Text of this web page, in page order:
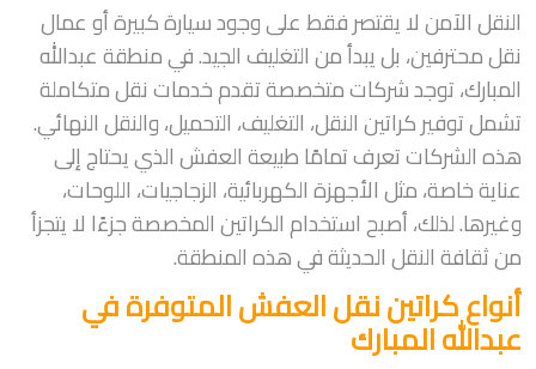
النقل الآمن لا يقتصر فقط على وجود سيارة كبيرة أو عمال
نقل محترفين، بل يبدأ من التغليف الجيد. في منطقة عبدالله
المبارك، توجد شركات متخصصة تقدم خدمات نقل متكاملة
تشمل توفير كراتين النقل، التغليف، التحميل، والنقل النهائي.
هذه الشركات تعرف تمامًا طبيعة العفش الذي يحتاج إلى
عناية خاصة، مثل الأجهزة الكهربائية، الزجاجيات، اللوحات،
وغيرها. لذلك، أصبح استخدام الكراتين المخصصة جزءًا لا يتجزأ
من ثقافة النقل الحديثة في هذه المنطقة.
أنواع كراتين نقل العفش المتوفرة في
عبدالله المبارك